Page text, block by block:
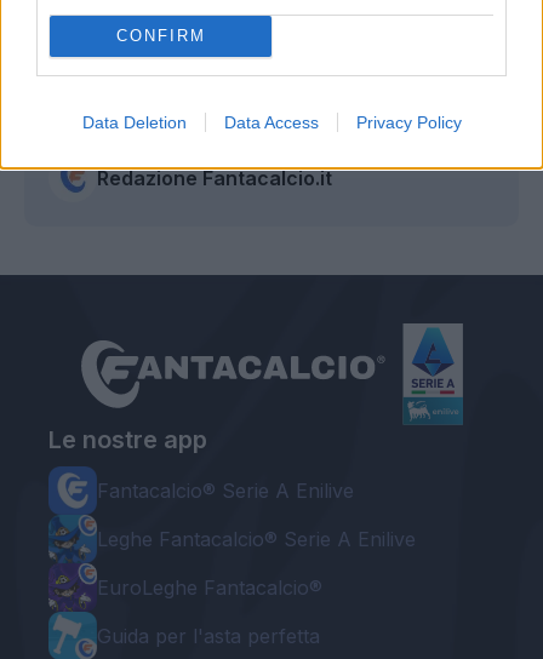
CONFIRM
Data Deletion Data Access Privacy Policy
Autore
Redazione Fantacalcio.it
Le nostre app
Fantacalcio® Serie A Enilive
Leghe Fantacalcio® Serie A Enilive
EuroLeghe Fantacalcio®
Guida per l'asta perfetta